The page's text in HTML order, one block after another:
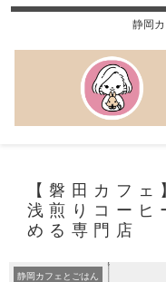
静岡
【磐田カフ
浅煎りコーヒ
める専門店
静岡カフェとごはん